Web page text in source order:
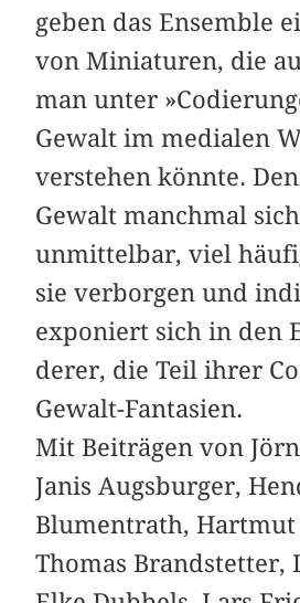
geben das Ensemble
von Miniaturen, die
man unter
Gewalt im medialen
verstehen könnte.
Gewalt manchmal
unmittelbar, viel
sie verborgen und
exponiert sich in den
derer, die Teil ihrer
Gewalt-Fantasien.
Mit Beiträgen von
Janis Augsburger,
Blumentrath, Hartmut
Thomas Brandstetter,